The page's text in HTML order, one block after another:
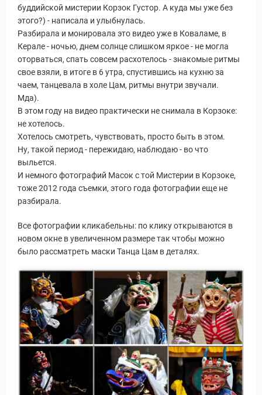
Статьи
буддийской мистерии Корзок Густор. А куда мы уже без
этого?) - написала и улыбнулась.
Разбирала и монировала это видео уже в Коваламе, в
Керале - ночью, днем солнце слишком яркое - не могла
оторваться, спать совсем расхотелось - знакомые ритмы
свое взяли, в итоге в 6 утра, спустившись на кухню за
чаем, танцевала в холе Цам, ритмы внутри звучали.
Мда).
В этом году на видео практически не снимала в Корзоке:
не хотелось.
Хотелось смотреть, чувствовать, просто быть в этом.
Ну, такой период - пережидаю, наблюдаю - во что
выльется.
И немного фотографий Масок с той Мистерии в Корзоке,
тоже 2012 года съемки, этого года фотографии еще не
разбирала.
Все фотографии кликабельны: по клику открываются в
новом окне в увеличенном размере так чтобы можно
было рассматреть маски Танца Цам в деталях.